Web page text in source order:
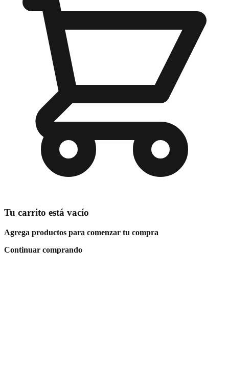
Tu carrito está vacío
Agrega productos para comenzar tu compra
Continuar comprando